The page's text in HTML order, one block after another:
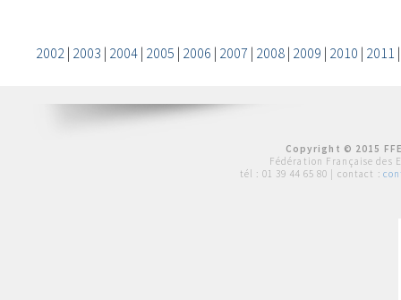
2002| 2003 | 2004| 2005 | 2006 | 2007 | 2008| 2009 | 2010 | 2011
Copyright © 2015
Fédération Française des
tél : 01 39 44 65 80 | contact :